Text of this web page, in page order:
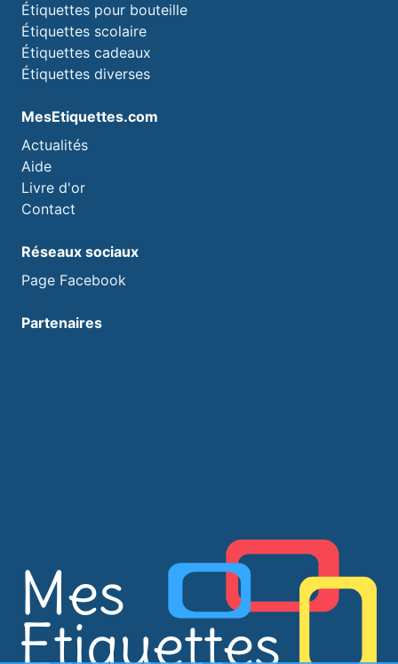
Étiquettes pour bouteille
Étiquettes scolaire
Étiquettes cadeaux
Étiquettes diverses
MesEtiquettes.com
Actualités
Aide
Livre d'or
Contact
Réseaux sociaux
Page Facebook
Partenaires